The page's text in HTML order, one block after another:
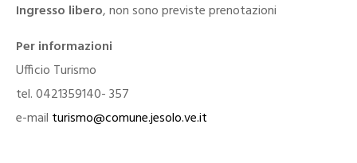
Ingresso libero, non sono previste prenotazioni
Per informazioni
Ufficio Turismo
tel. 0421359140- 357
e-mail turismo@comune.jesolo.ve.it